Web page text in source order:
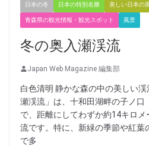
日本の冬 日本の特別名勝 美しい日本の
青森県の観光情報・観光スポット 風景
冬の奥入瀬渓流
Japan Web Magazine 編集部
白色清明 静かな森の中の美しい
瀬渓流」は、十和田湖畔の子ノ口
で、距離にしてわずか約14キロ
流です。特に、新緑の季節や紅葉
で多